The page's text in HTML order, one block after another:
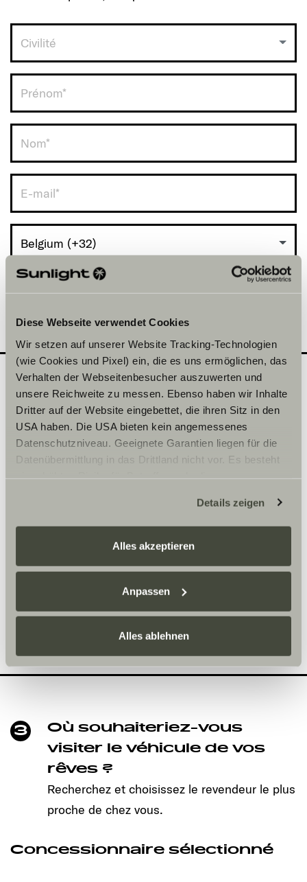
Diese Webseite verwendet Cookies
Wir setzen auf unserer Website Tracking-Technologien
(wie Cookies und Pixel) ein, die es uns ermöglichen, das
Verhalten der Webseitenbesucher auszuwerten und
unsere Reichweite zu messen. Ebenso haben wir Inhalte
Dritter auf der Website eingebettet, die ihren Sitz in den
USA haben. Die USA bieten kein angemessenes
Datenschutzniveau. Geeignete Garantien liegen für die
Datenübermittlung in das Drittland nicht vor. Es besteht
zustehen. Eingesetzte Dienstleister können Daten für
eigene Zwecke verarbeiten und mit anderen Daten
zusammenführen. Weitere Informationen finden Sie hier:
Sunlight Business. Akzeptieren Sie oder wählen Sie
einzelne Cookies/Dienste in den Einstellungen aus,
erteilen Sie uns Ihre Einwilligung zur Verarbeitung Ihrer
freiwillig, für den Besuch der Website nicht erforderlich
und kann jederzeit über die Einstellungen widerrufen
werden. Klicken Sie auf Ablehnen, werden nur die
Ermöglichung der Seitennavigation erforderlich sind.
Details zeigen
Alles akzeptieren
Anpassen
Alles ablehnen
1. Entre la date
2. Sélectionnez le point de vente
3.Notre concessionnaire le plus proche va prendre
Civilité
Belgium (+32)
2
Quel modèle souhaiteriez-
vous découvrir en
concession ?
Inscrivez ici la date de votre choix.
Heure
3
Où souhaiteriez-vous
visiter le véhicule de vos
rêves ?
Recherchez et choisissez le revendeur le plus
proche de chez vous.
Concessionnaire sélectionné